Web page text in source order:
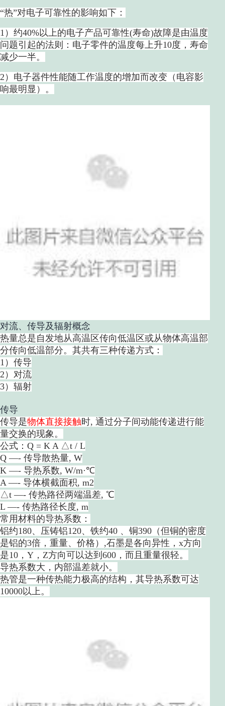
“热”对电子可靠性的影响如下：
1）约40%以上的电子产品可靠性(寿命)故障是由温度
问题引起的法则：电子零件的温度每上升10度，寿命
减少一半。
2）电子器件性能随工作温度的增加而改变（电容影
响最明显）。
对流、传导及辐射概念
热量总是自发地从高温区传向低温区或从物体高温部
分传向低温部分。其共有三种传递方式：
1）传导
2）对流
3）辐射
传导
传导是物体直接接触时, 通过分子间动能传递进行能
量交换的现象。
公式：Q = K A △t / L
Q —- 传导散热量, W
K —- 导热系数, W/m·℃
A —- 导体横截面积, m2
△t —- 传热路径两端温差, ℃
L —- 传热路径长度, m
常用材料的导热系数：
铝约180、压铸铝120、铁约40 、铜390（但铜的密度
是铝的3倍，重量、价格）,石墨是各向异性，x方向
是10，Y，Z方向可以达到600，而且重量很轻。
导热系数大，内部温差就小。
热管是一种传热能力极高的结构，其导热系数可达
10000以上。